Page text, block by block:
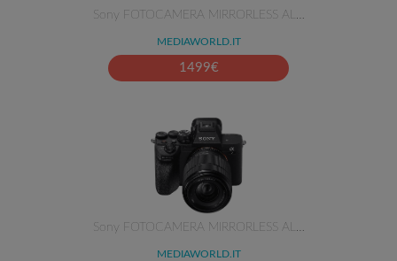
Sony FOTOCAMERA MIRRORLESS AL…
MEDIAWORLD.IT
1499€
Sony FOTOCAMERA MIRRORLESS AL…
MEDIAWORLD.IT